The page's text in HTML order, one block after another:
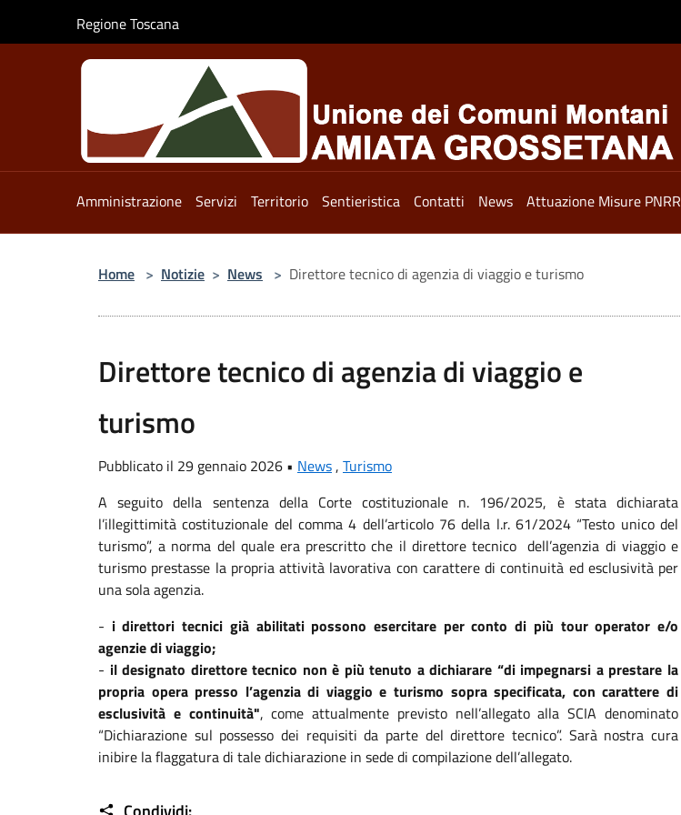
Regione Toscana
Amministrazione Servizi Territorio Sentieristica Contatti News Attuazione Misure PNRR
Home > Notizie > News > Direttore tecnico di agenzia di viaggio e turismo
Direttore tecnico di agenzia di viaggio e
turismo
Pubblicato il 29 gennaio 2026 • News, Turismo
A seguito della sentenza della Corte costituzionale n. 196/2025, è stata dichiarata
l’illegittimità costituzionale del comma 4 dell’articolo 76 della l.r. 61/2024 “Testo unico del
turismo”, a norma del quale era prescritto che il direttore tecnico dell’agenzia di viaggio e
turismo prestasse la propria attività lavorativa con carattere di continuità ed esclusività per
una sola agenzia.
- i direttori tecnici già abilitati possono esercitare per conto di più tour operator e/o
agenzie di viaggio;
- il designato direttore tecnico non è più tenuto a dichiarare “di impegnarsi a prestare la
propria opera presso l’agenzia di viaggio e turismo sopra specificata, con carattere di
esclusività e continuità", come attualmente previsto nell’allegato alla SCIA denominato
“Dichiarazione sul possesso dei requisiti da parte del direttore tecnico”. Sarà nostra cura
inibire la flaggatura di tale dichiarazione in sede di compilazione dell’allegato.